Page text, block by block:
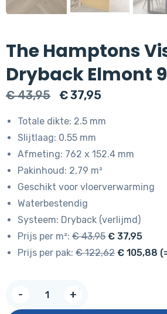
The Hamptons
Dryback Elmont
€43,95
Oorspronkelijke
€ 43,95.
€37,95
€ 37,95.
Totale dikte: 2.5 mm
Slijtlaag: 0.55 mm
Afmeting: 762 x 152.4 mm
Pakinhoud: 2,79 m²
Geschikt voor vloerverwarming
Waterbestendig
Systeem: Dryback (verlijmd)
Prijs per m²: € 43,95 € 37,95
Prijs per pak: € 122,62 € 105,88
- +